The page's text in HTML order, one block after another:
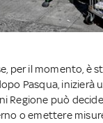
per il momento, è
Pasqua, inizierà
Regione può
o emettere